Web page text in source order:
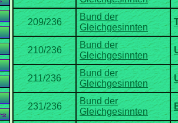
Bund der
Bund der
Bund der
Bund der